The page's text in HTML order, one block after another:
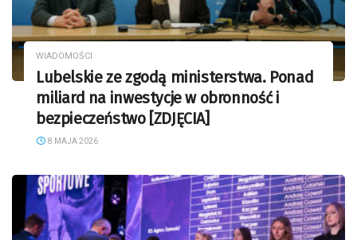
WIADOMOŚCI
Lubelskie ze zgodą ministerstwa. Ponad
miliard na inwestycje w obronność i
bezpieczeństwo [ZDJĘCIA]
8 MAJA 2026